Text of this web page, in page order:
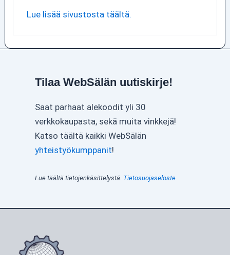
Lue lisää sivustosta täältä.
Tilaa WebSälän uutiskirje!
Saat parhaat alekoodit yli 30
verkkokaupasta, sekä muita vinkkejä!
Katso täältä kaikki WebSälän
yhteistyökumppanit!
Lue täältä tietojenkäsittelystä. Tietosuojaseloste